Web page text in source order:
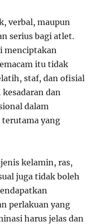
verbal, maupun
serius bagi atlet.
menciptakan
itu tidak
staf, dan ofisial
dan
dalam
yang
kelamin, ras,
juga tidak boleh
perlakuan yang
harus jelas dan